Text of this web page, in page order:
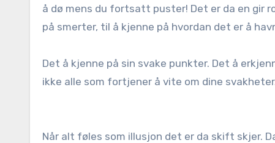
å dø mens du fortsatt puster! Det er da en gir
på smerter, til å kjenne på hvordan det er å
Det å kjenne på sin svake punkter. Det å
ikke alle som fortjener å vite om dine
Når alt føles som illusjon det er da skift skjer.